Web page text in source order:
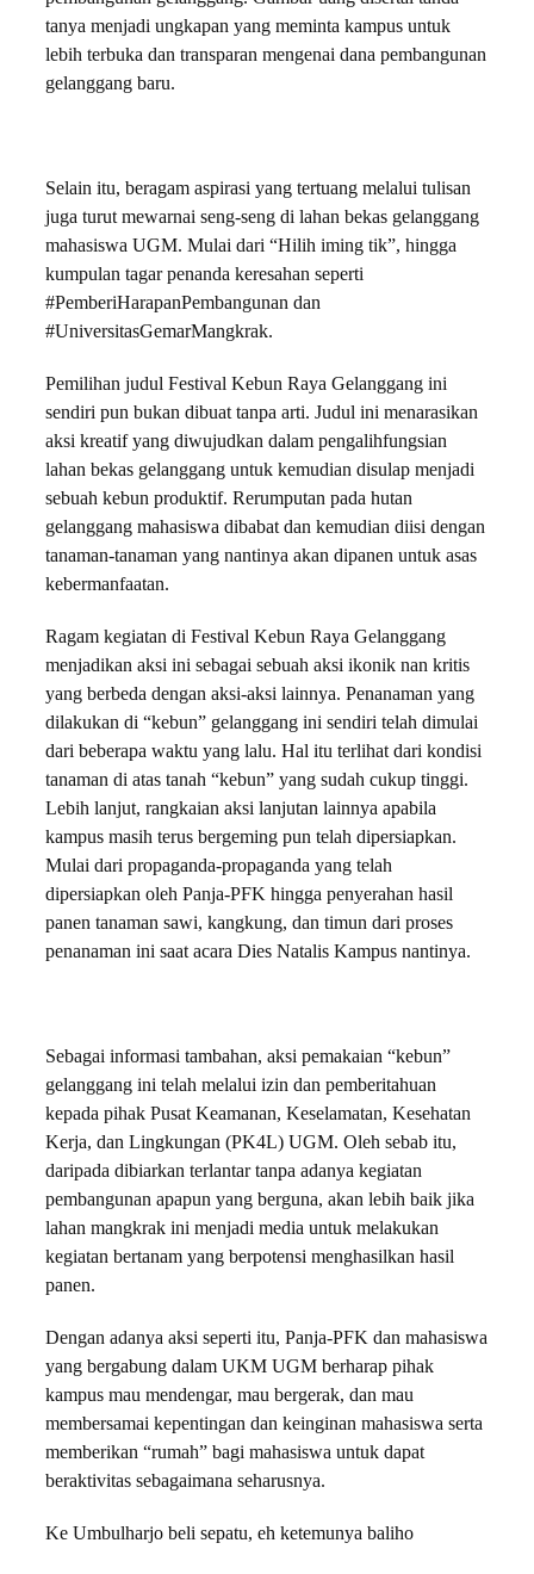
tanya menjadi ungkapan yang meminta kampus untuk
lebih terbuka dan transparan mengenai dana pembangunan
gelanggang baru.
Selain itu, beragam aspirasi yang tertuang melalui tulisan
juga turut mewarnai seng-seng di lahan bekas gelanggang
mahasiswa UGM. Mulai dari “Hilih iming tik”, hingga
kumpulan tagar penanda keresahan seperti
#PemberiHarapanPembangunan dan
#UniversitasGemarMangkrak.
Pemilihan judul Festival Kebun Raya Gelanggang ini
sendiri pun bukan dibuat tanpa arti. Judul ini menarasikan
aksi kreatif yang diwujudkan dalam pengalihfungsian
lahan bekas gelanggang untuk kemudian disulap menjadi
sebuah kebun produktif. Rerumputan pada hutan
gelanggang mahasiswa dibabat dan kemudian diisi dengan
tanaman-tanaman yang nantinya akan dipanen untuk asas
kebermanfaatan.
Ragam kegiatan di Festival Kebun Raya Gelanggang
menjadikan aksi ini sebagai sebuah aksi ikonik nan kritis
yang berbeda dengan aksi-aksi lainnya. Penanaman yang
dilakukan di “kebun” gelanggang ini sendiri telah dimulai
dari beberapa waktu yang lalu. Hal itu terlihat dari kondisi
tanaman di atas tanah “kebun” yang sudah cukup tinggi.
Lebih lanjut, rangkaian aksi lanjutan lainnya apabila
kampus masih terus bergeming pun telah dipersiapkan.
Mulai dari propaganda-propaganda yang telah
dipersiapkan oleh Panja-PFK hingga penyerahan hasil
panen tanaman sawi, kangkung, dan timun dari proses
penanaman ini saat acara Dies Natalis Kampus nantinya.
Sebagai informasi tambahan, aksi pemakaian “kebun”
gelanggang ini telah melalui izin dan pemberitahuan
kepada pihak Pusat Keamanan, Keselamatan, Kesehatan
Kerja, dan Lingkungan (PK4L) UGM. Oleh sebab itu,
daripada dibiarkan terlantar tanpa adanya kegiatan
pembangunan apapun yang berguna, akan lebih baik jika
lahan mangkrak ini menjadi media untuk melakukan
kegiatan bertanam yang berpotensi menghasilkan hasil
panen.
Dengan adanya aksi seperti itu, Panja-PFK dan mahasiswa
yang bergabung dalam UKM UGM berharap pihak
kampus mau mendengar, mau bergerak, dan mau
membersamai kepentingan dan keinginan mahasiswa serta
memberikan “rumah” bagi mahasiswa untuk dapat
beraktivitas sebagaimana seharusnya.
Ke Umbulharjo beli sepatu, eh ketemunya baliho